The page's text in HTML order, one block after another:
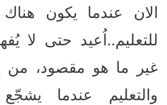
الان عندما يكون
للتعليم..اُعيد حتى لا
غير ما هو مقصود، من
والتعليم عندما